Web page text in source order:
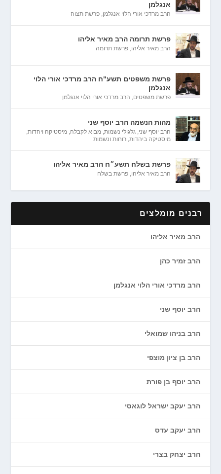
אנגלמן
הרב מרדכי אורי הלוי אנגלמן,פרשת תצוה
פרשת תרומה הרב מאיר אליהו
הרב מאיר אליהו,פרשת תרומה
פרשת משפטים תשע"ח הרב מרדכי אורי הלוי
אנגלמן
פרשת משפטים, הרב מרדכי אורי הלוי אנגלמן
מהות הנשמה הרב יוסף שני
הרב יוסף שני,גלגולי נשמות,מבוא לקבלה,מיסטיקה ויהדות,
מיסטיקה ביהדות,רוחות ונשמות
פרשת בשלח תשע״ח הרב מאיר אליהו
הרב מאיר אליהו,פרשת בשלח
רבנים מומלצים
הרב מאיר אליהו
הרב זמיר כהן
הרב מרדכי אורי הלוי אנגלמן
הרב יוסף שני
הרב בניהו שמואלי
הרב בן ציון מוצפי
הרב יוסף בן פורת
הרב יעקב ישראל לוגאסי
הרב יעקב עדס
הרב יצחק בצרי